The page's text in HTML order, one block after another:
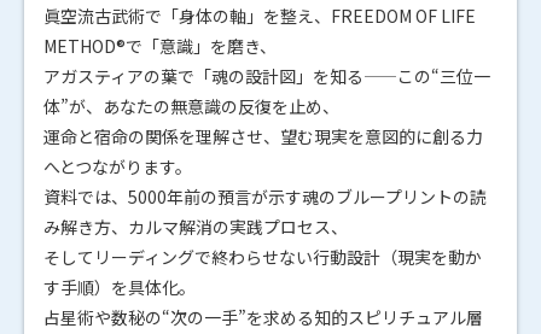
眞空流古武術で「身体の軸」を整え、FREEDOM OF LIFE
METHOD®で「意識」を磨き、
アガスティアの葉で「魂の設計図」を知る——この“三位一
体”が、あなたの無意識の反復を止め、
運命と宿命の関係を理解させ、望む現実を意図的に創る力
へとつながります。
資料では、5000年前の預言が示す魂のブループリントの読
み解き方、カルマ解消の実践プロセス、
そしてリーディングで終わらせない行動設計（現実を動か
す手順）を具体化。
占星術や数秘の“次の一手”を求める知的スピリチュアル層